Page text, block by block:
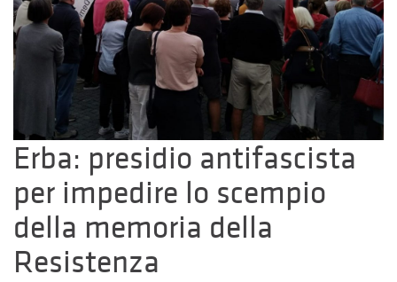
Erba: presidio antifascista
per impedire lo scempio
della memoria della
Resistenza